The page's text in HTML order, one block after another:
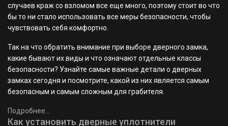
случаев краж со взломом все еще много, поэтому стоит во что
бы то ни стало использовать все меры безопасности, чтобы
чувствовать себя комфортно.
Так на что обратить внимание при выборе дверного замка,
какие бывают их виды и что означают отдельные классы
безопасности? Узнайте самые важные детали о дверных
замках сегодня и посмотрите, какой из них является самым
безопасным и самым сложным для грабителя.
Подробнее...
Как установить дверные уплотнители